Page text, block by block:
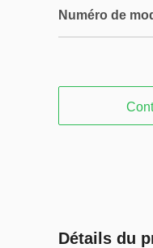
Numéro de
Détails du